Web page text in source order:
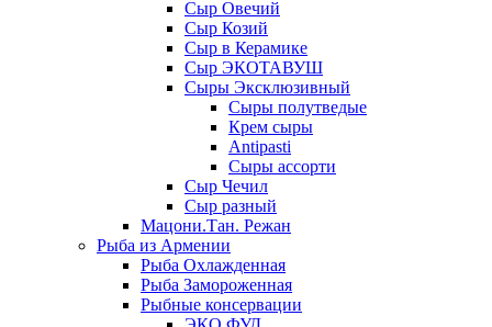
Сыр Овечий
Сыр Козий
Сыр в Керамике
Сыр ЭКОТАВУШ
Сыры Эксклюзивный
Сыры полутведые
Крем сыры
Antipasti
Сыры ассорти
Сыр Чечил
Сыр разный
Мацони.Тан. Режан
Рыба из Армении
Рыба Охлажденная
Рыба Замороженная
Рыбные консервации